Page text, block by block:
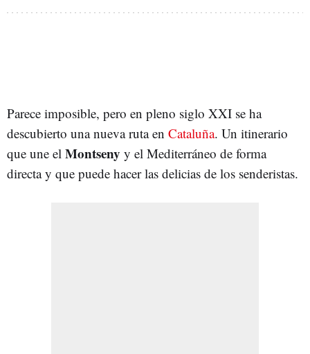
Parece imposible, pero en pleno siglo XXI se ha
descubierto una nueva ruta en Cataluña. Un itinerario
que une el Montseny y el Mediterráneo de forma
directa y que puede hacer las delicias de los senderistas.